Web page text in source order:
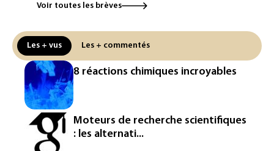
réseau
Véhicules de livraison autonomes: la
France ouvre la voie à leur
homologation
Iris³: Eutelsat investira 3,4 milliards
d'euros dans la future constellation
européenne
Voir toutes les brèves
Les + vus Les + commentés
8 réactions chimiques incroyables
Moteurs de recherche scientifiques
: les alternati...